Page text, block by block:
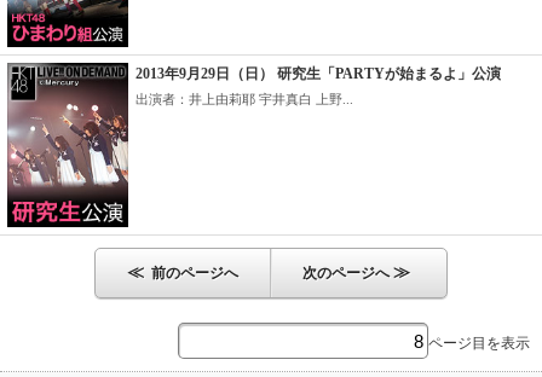
2013年9月29日（日） 研究生「PARTYが始まるよ」公演
出演者：井上由莉耶 宇井真白 上野...
≪ 前のページへ 次のページへ≫
ページ目を表示